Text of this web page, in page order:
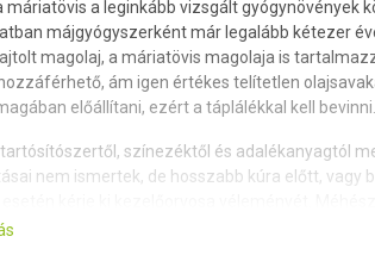
máriatövis a leginkább vizsgált gyógynövények
májgyógyszerként már legalább kétezer
magolaj, a máriatövis magolaja is
ám igen értékes telítetlen
előállítani, ezért a táplálékkal kell bevinni.
színezéktől és adalékanyagtól
nem ismertek, de hosszabb kúra előtt, vagy
figyelmét felhívjuk, hogy a termék 5%